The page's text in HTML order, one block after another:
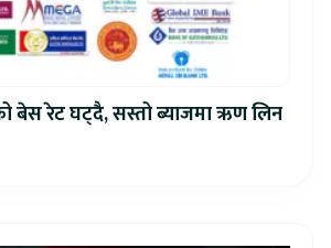
बेस रेट घट्दै, सस्तो ब्याजमा ऋण लिन